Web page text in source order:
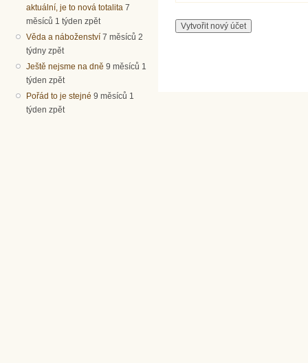
aktuální, je to nová totalita 7
měsíců 1 týden zpět
Věda a náboženství 7 měsíců 2
týdny zpět
Ještě nejsme na dně 9 měsíců 1
týden zpět
Pořád to je stejné 9 měsíců 1
týden zpět